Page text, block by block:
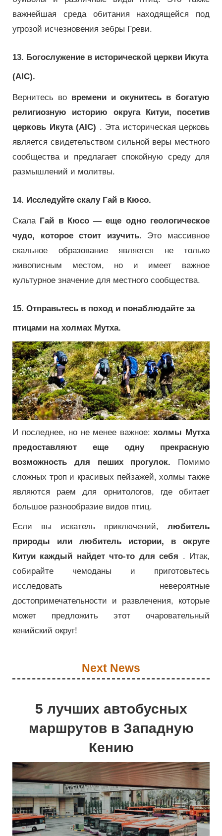
важнейшая среда обитания находящейся под
угрозой исчезновения зебры Греви.
13. Богослужение в исторической церкви Икута
(AIC).
Вернитесь во времени и окунитесь в богатую
религиозную историю округа Китуи, посетив
церковь Икута (AIC) . Эта историческая церковь
является свидетельством сильной веры местного
сообщества и предлагает спокойную среду для
размышлений и молитвы.
14. Исследуйте скалу Гай в Кюсо.
Скала Гай в Кюсо — еще одно геологическое
чудо, которое стоит изучить. Это массивное
скальное образование является не только
живописным местом, но и имеет важное
культурное значение для местного сообщества.
15. Отправьтесь в поход и понаблюдайте за
птицами на холмах Мутха.
И последнее, но не менее важное:холмы Мутха
предоставляют еще одну прекрасную
возможность для пеших прогулок. Помимо
сложных троп и красивых пейзажей, холмы также
являются раем для орнитологов, где обитает
большое разнообразие видов птиц.
Если вы искатель приключений, любитель
природы или любитель истории, в округе
Китуи каждый найдет что-то для себя . Итак,
собирайте чемоданы и приготовьтесь
исследовать невероятные
достопримечательности и развлечения, которые
может предложить этот очаровательный
кенийский округ!
Next News
5 лучших автобусных
маршрутов в Западную
Кению